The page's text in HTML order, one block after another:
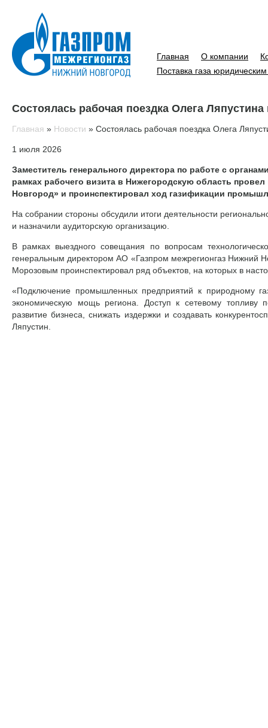
Главная О компании
Поставка газа
Состоялась рабочая поездка Олега
Главная » Новости » Состоялась рабочая поездка Олега
1 июля 2026
Заместитель генерального директора по работе с
рамках рабочего визита в Нижегородскую область
Новгород» и проинспектировал ход газификации
На собрании стороны обсудили итоги деятельности
и назначили аудиторскую организацию.
В рамках выездного совещания по вопросам
генеральным директором АО «Газпром межрегионгаз
Морозовым проинспектировал ряд объектов, на которых в
«Подключение промышленных предприятий к природному
экономическую мощь региона. Доступ к сетевому топливу
развитие бизнеса, снижать издержки и создавать
Ляпустин.